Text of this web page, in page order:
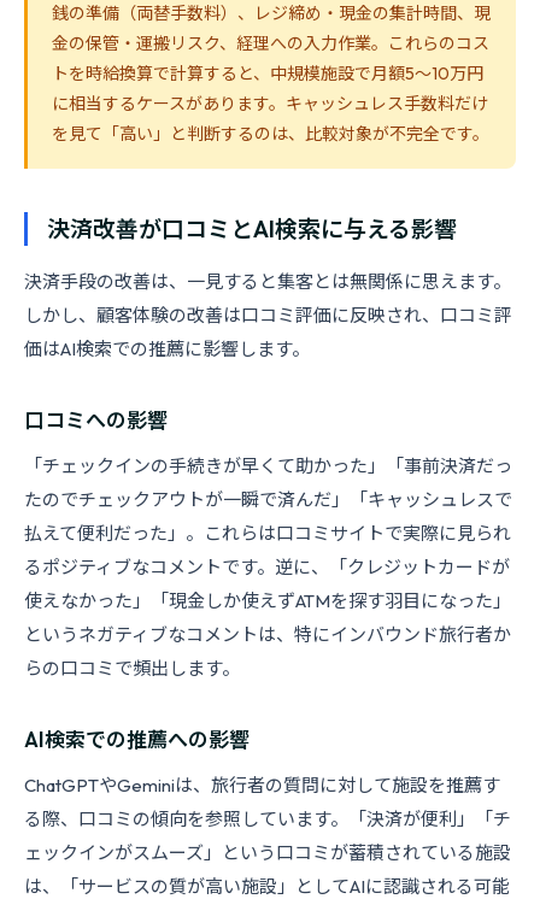
銭の準備（両替手数料）、レジ締め・現金の集計時間、現
金の保管・運搬リスク、経理への入力作業。これらのコス
トを時給換算で計算すると、中規模施設で月額5〜10万円
に相当するケースがあります。キャッシュレス手数料だけ
を見て「高い」と判断するのは、比較対象が不完全です。
決済改善が口コミとAI検索に与える影響
決済手段の改善は、一見すると集客とは無関係に思えます。
しかし、顧客体験の改善は口コミ評価に反映され、口コミ評
価はAI検索での推薦に影響します。
口コミへの影響
「チェックインの手続きが早くて助かった」「事前決済だっ
たのでチェックアウトが一瞬で済んだ」「キャッシュレスで
払えて便利だった」。これらは口コミサイトで実際に見られ
るポジティブなコメントです。逆に、「クレジットカードが
使えなかった」「現金しか使えずATMを探す羽目になった」
というネガティブなコメントは、特にインバウンド旅行者か
らの口コミで頻出します。
AI検索での推薦への影響
ChatGPTやGeminiは、旅行者の質問に対して施設を推薦す
る際、口コミの傾向を参照しています。「決済が便利」「チ
ェックインがスムーズ」という口コミが蓄積されている施設
は、「サービスの質が高い施設」としてAIに認識される可能